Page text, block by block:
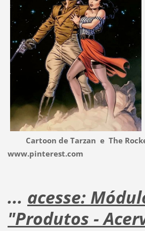
Cartoon de Tarzan e The
www.pinterest.com
... acesse:
"Produtos -